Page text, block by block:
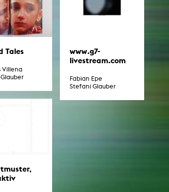
Tales
Villena
www.g7-
livestream.com
Fabian Epe
Stefani Glauber